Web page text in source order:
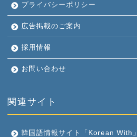
プライバシーポリシー
広告掲載のご案内
採用情報
お問い合わせ
関連サイト
韓国語情報サイト「Korean With」